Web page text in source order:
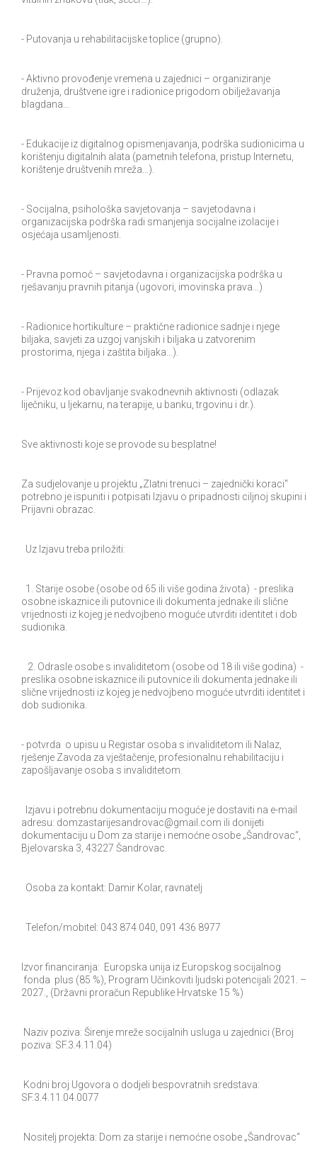
- Putovanja u rehabilitacijske toplice (grupno).
- Aktivno provođenje vremena u zajednici – organiziranje
druženja, društvene igre i radionice prigodom obilježavanja
blagdana…
- Edukacije iz digitalnog opismenjavanja, podrška sudionicima u
korištenju digitalnih alata (pametnih telefona, pristup Internetu,
korištenje društvenih mreža…).
- Socijalna, psihološka savjetovanja – savjetodavna i
organizacijska podrška radi smanjenja socijalne izolacije i
osjećaja usamljenosti.
- Pravna pomoć – savjetodavna i organizacijska podrška u
rješavanju pravnih pitanja (ugovori, imovinska prava…)
- Radionice hortikulture – praktične radionice sadnje i njege
biljaka, savjeti za uzgoj vanjskih i biljaka u zatvorenim
prostorima, njega i zaštita biljaka…).
- Prijevoz kod obavljanje svakodnevnih aktivnosti (odlazak
liječniku, u ljekarnu, na terapije, u banku, trgovinu i dr.).
Sve aktivnosti koje se provode su besplatne!
Za sudjelovanje u projektu „Zlatni trenuci – zajednički koraci“
potrebno je ispuniti i potpisati Izjavu o pripadnosti ciljnoj skupini i
Prijavni obrazac.
Uz Izjavu treba priložiti:
1. Starije osobe (osobe od 65 ili više godina života) - preslika
osobne iskaznice ili putovnice ili dokumenta jednake ili slične
vrijednosti iz kojeg je nedvojbeno moguće utvrditi identitet i dob
sudionika.
2. Odrasle osobe s invaliditetom (osobe od 18 ili više godina) -
preslika osobne iskaznice ili putovnice ili dokumenta jednake ili
slične vrijednosti iz kojeg je nedvojbeno moguće utvrditi identitet i
dob sudionika.
- potvrda o upisu u Registar osoba s invaliditetom ili Nalaz,
rješenje Zavoda za vještačenje, profesionalnu rehabilitaciju i
zapošljavanje osoba s invaliditetom.
Izjavu i potrebnu dokumentaciju moguće je dostaviti na e-mail
adresu: domzastarijesandrovac@gmail.com ili donijeti
dokumentaciju u Dom za starije i nemoćne osobe „Šandrovac“,
Bjelovarska 3, 43227 Šandrovac.
Osoba za kontakt: Damir Kolar, ravnatelj
Telefon/mobitel: 043 874 040, 091 436 8977
Izvor financiranja: Europska unija iz Europskog socijalnog
fonda plus (85 %), Program Učinkoviti ljudski potencijali 2021. –
2027., (Državni proračun Republike Hrvatske 15 %)
Naziv poziva: Širenje mreže socijalnih usluga u zajednici (Broj
poziva: SF.3.4.11.04)
Kodni broj Ugovora o dodjeli bespovratnih sredstava:
SF.3.4.11.04.0077
Nositelj projekta: Dom za starije i nemoćne osobe „Šandrovac“